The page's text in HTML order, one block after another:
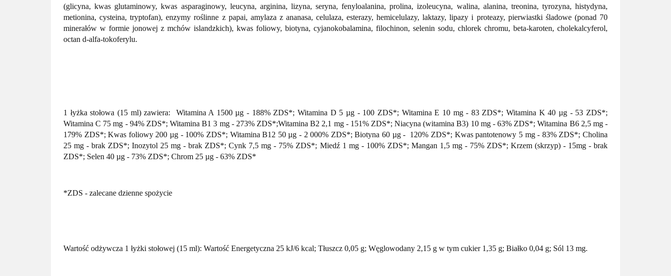
(glicyna, kwas glutaminowy, kwas asparaginowy, leucyna, arginina, lizyna, seryna, fenyloalanina, prolina, izoleucyna, walina, alanina, treonina, tyrozyna, histydyna,
metionina, cysteina, tryptofan), enzymy roślinne z papai, amylaza z ananasa, celulaza, esterazy, hemicelulazy, laktazy, lipazy i proteazy, pierwiastki śladowe (ponad 70
minerałów w formie jonowej z mchów islandzkich), kwas foliowy, biotyna, cyjanokobalamina, filochinon, selenin sodu, chlorek chromu, beta-karoten, cholekalcyferol,
octan d-alfa-tokoferylu.
1 łyżka stołowa (15 ml) zawiera: Witamina A 1500 µg - 188% ZDS*; Witamina D 5 µg - 100 ZDS*; Witamina E 10 mg - 83 ZDS*; Witamina K 40 µg - 53 ZDS*;
Witamina C 75 mg - 94% ZDS*; Witamina B1 3 mg - 273% ZDS*;Witamina B2 2,1 mg - 151% ZDS*; Niacyna (witamina B3) 10 mg - 63% ZDS*; Witamina B6 2,5 mg -
179% ZDS*; Kwas foliowy 200 µg - 100% ZDS*; Witamina B12 50 µg - 2 000% ZDS*; Biotyna 60 µg - 120% ZDS*; Kwas pantotenowy 5 mg - 83% ZDS*; Cholina
25 mg - brak ZDS*; Inozytol 25 mg - brak ZDS*; Cynk 7,5 mg - 75% ZDS*; Miedź 1 mg - 100% ZDS*; Mangan 1,5 mg - 75% ZDS*; Krzem (skrzyp) - 15mg - brak
ZDS*; Selen 40 µg - 73% ZDS*; Chrom 25 µg - 63% ZDS*
*ZDS - zalecane dzienne spożycie
Wartość odżywcza 1 łyżki stołowej (15 ml): Wartość Energetyczna 25 kJ/6 kcal; Tłuszcz 0,05 g; Węglowodany 2,15 g w tym cukier 1,35 g; Białko 0,04 g; Sól 13 mg.